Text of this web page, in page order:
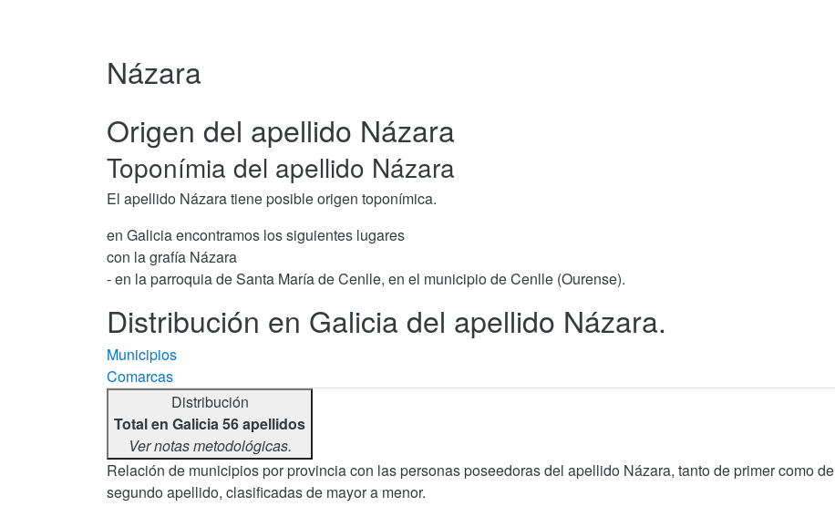
Názara
Origen del apellido Názara
Toponímia del apellido Názara
El apellido Názara tiene posible origen toponímica.
en Galicia encontramos los siguientes lugares
con la grafía Názara
- en la parroquia de Santa María de Cenlle, en el municipio de Cenlle (Ourense).
Distribución en Galicia del apellido Názara.
Municipios
Comarcas
Distribución
Total en Galicia 56 apellidos
Ver notas metodológicas.
Relación de municipios por provincia con las personas poseedoras del apellido Názara, tanto de primer como de
segundo apellido, clasificadas de mayor a menor.